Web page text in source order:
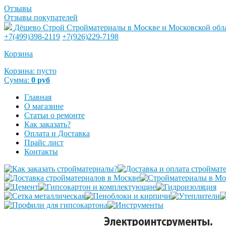
Отзывы
Отзывы покупателей
Дёшево Строй Стройматериалы в Москве и Московской
+7(499)398-2119 +7(926)229-7198
Корзина
Корзина: пусто
Сумма: 0 руб
Главная
О магазине
Статьи о ремонте
Как заказать?
Оплата и Доставка
Прайс лист
Контакты